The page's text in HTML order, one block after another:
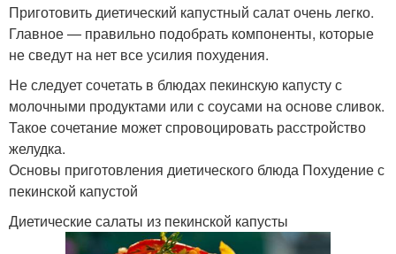
Приготовить диетический капустный салат очень легко.
Главное — правильно подобрать компоненты, которые
не сведут на нет все усилия похудения.
Не следует сочетать в блюдах пекинскую капусту с
молочными продуктами или с соусами на основе сливок.
Такое сочетание может спровоцировать расстройство
желудка.
Основы приготовления диетического блюда Похудение с
пекинской капустой
Диетические салаты из пекинской капусты